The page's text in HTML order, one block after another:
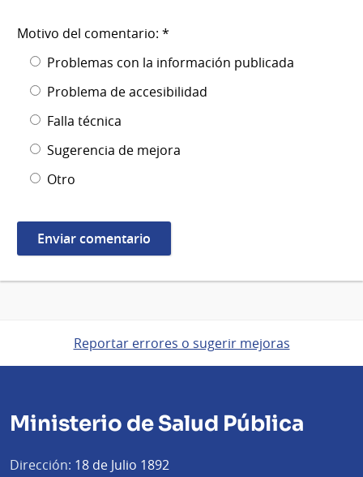
Motivo del comentario: *
Problemas con la información publicada
Problema de accesibilidad
Falla técnica
Sugerencia de mejora
Otro
Reportar errores o sugerir mejoras
Ministerio de Salud Pública
Dirección: 18 de Julio 1892